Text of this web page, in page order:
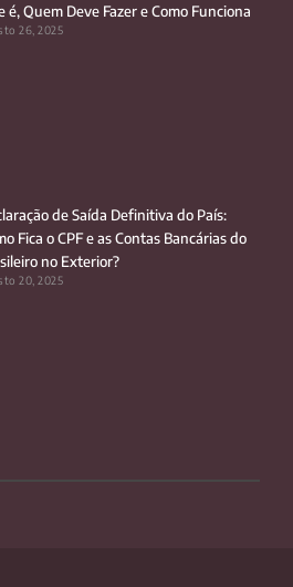
é, Quem Deve Fazer e Como Funciona
26, 2025
de Saída Definitiva do País:
Fica o CPF e as Contas Bancárias do
no Exterior?
20, 2025